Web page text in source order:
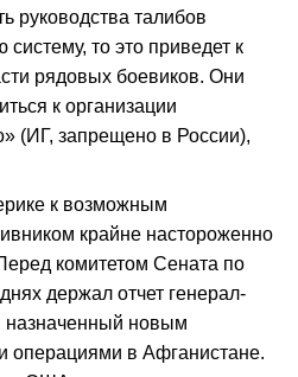
руководства талибов
систему, то это приведет к
рядовых боевиков. Они
к организации
(ИГ, запрещено в России),
к возможным
крайне настороженно
комитетом Сената по
держал отчет генерал-
назначенный новым
в Афганистане.